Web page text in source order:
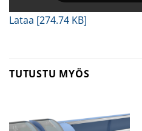
Lataa [274.74 KB]
TUTUSTU MYÖS